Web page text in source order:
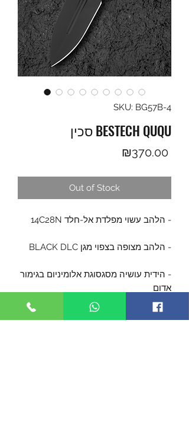
SKU: BG57B-4
סכין BESTECH QUQU
₪370.00Price
Out of Stock
- הלהב עשוי מפלדת אל-חלד 14C28N
- הלהב מצופה בצפוי מגן BLACK DLC
- הידית עושיה מסגסוגת אלומיניום בגימור
אדום
- תפס לכיס מפלדה